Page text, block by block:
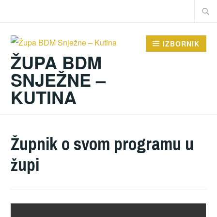
sadržaj
Traži:
ŽUPA BDM
SNJEŽNE –
KUTINA
IZBORNIK
Župnik o svom programu u
župi